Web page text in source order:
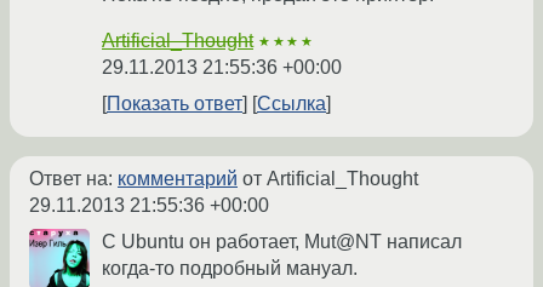
Artificial_Thought ★★★★
29.11.2013 21:55:36 +00:00
Показать ответ
Ссылка
Ответ на: комментарий от Artificial_Thought
29.11.2013 21:55:36 +00:00
С Ubuntu он работает, Mut@NT написал
когда-то подробный мануал.